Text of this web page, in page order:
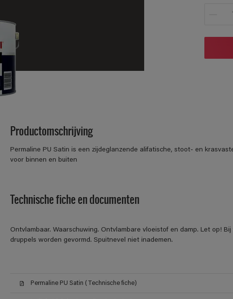
Productomschrijving
Permaline PU Satin is een zijdeglanzende alifatische, stoot- en
voor binnen en buiten
Technische fiche en documenten
Ontvlambaar. Waarschuwing. Ontvlambare vloeistof en damp. Let op!
druppels worden gevormd. Spuitnevel niet inademen.
Permaline PU Satin (Technische fiche)